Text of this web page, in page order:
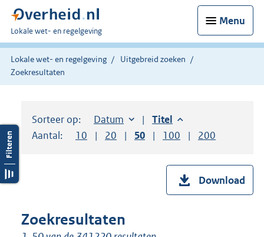
Menu
U
bent
hier:
Lokale wet- en regelgeving
Lokale wet- en regelgeving
Uitgebreid zoeken
Zoekresultaten
Sorteer op: Sorteer op:
Datum aflopendSorteer op:
Titel aflopend
Aantal:
Toon
10 resultaten per pagina
Toon
20 resultaten per pagina
Toon
50 resultaten per pagina
Toon
100 resultaten per
Toon
200
Download
Zoekresultaten